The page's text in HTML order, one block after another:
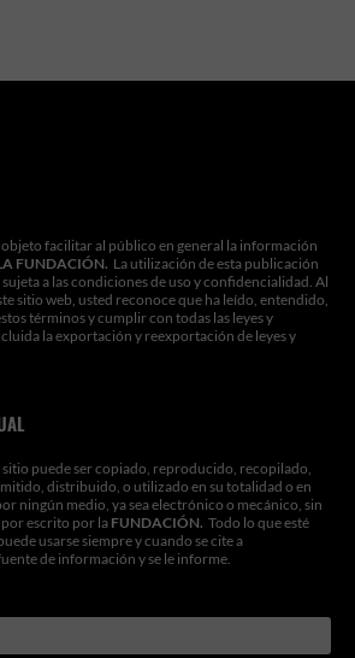
objeto facilitar al público en general la información
FUNDACIÓN. La utilización de esta publicación
a las condiciones de uso y confidencialidad. Al
sitio web, usted reconoce que ha leído, entendido,
términos y cumplir con todas las leyes y
la exportación y reexportación de leyes y
puede ser copiado, reproducido, recopilado,
distribuido, o utilizado en su totalidad o en
ningún medio, ya sea electrónico o mecánico, sin
escrito por la FUNDACIÓN. Todo lo que esté
usarse siempre y cuando se cite a
de información y se le informe.